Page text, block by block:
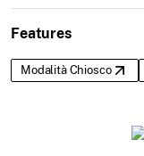
Features
Modalità Chiosco